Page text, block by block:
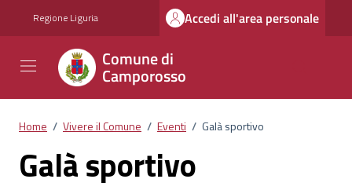
Regione Liguria Accedi all'area personale
Comune di
Camporosso
Home / Vivere il Comune / Eventi / Galà sportivo
Galà sportivo